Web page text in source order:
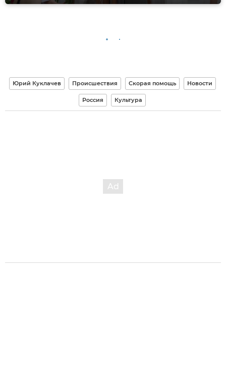
Юрий Куклачев Происшествия Скорая помощь Новости
Россия Культура